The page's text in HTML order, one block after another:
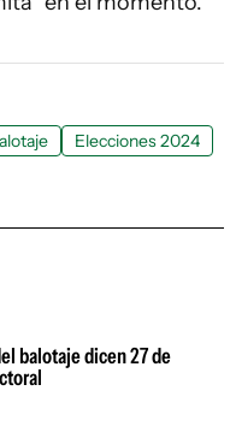
Elecciones 2024
balotaje dicen 27 de